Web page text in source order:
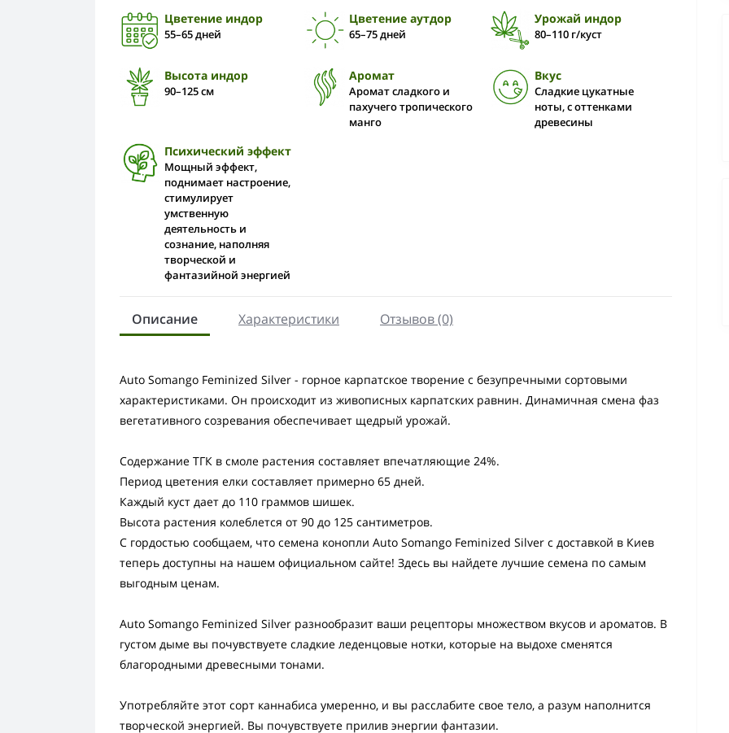
Цветение индор
55–65 дней
Цветение аутдор
65–75 дней
Урожай индор
80–110 г/куст
Высота индор
90–125 см
Аромат
Аромат сладкого и
пахучего тропического
манго
Вкус
Сладкие цукатные
ноты, с оттенками
древесины
Психический эффект
Мощный эффект,
поднимает настроение,
стимулирует
умственную
деятельность и
сознание, наполняя
творческой и
фантазийной энергией
Описание Характеристики Отзывов (0)
Auto Somango Feminized Silver - горное карпатское творение с безупречными сортовыми
характеристиками. Он происходит из живописных карпатских равнин. Динамичная смена фаз
вегетативного созревания обеспечивает щедрый урожай.
Содержание ТГК в смоле растения составляет впечатляющие 24%.
Период цветения елки составляет примерно 65 дней.
Каждый куст дает до 110 граммов шишек.
Высота растения колеблется от 90 до 125 сантиметров.
С гордостью сообщаем, что семена конопли Auto Somango Feminized Silver с доставкой в Киев
теперь доступны на нашем официальном сайте! Здесь вы найдете лучшие семена по самым
выгодным ценам.
Auto Somango Feminized Silver разнообразит ваши рецепторы множеством вкусов и ароматов. В
густом дыме вы почувствуете сладкие леденцовые нотки, которые на выдохе сменятся
благородными древесными тонами.
Употребляйте этот сорт каннабиса умеренно, и вы расслабите свое тело, а разум наполнится
творческой энергией. Вы почувствуете прилив энергии фантазии.